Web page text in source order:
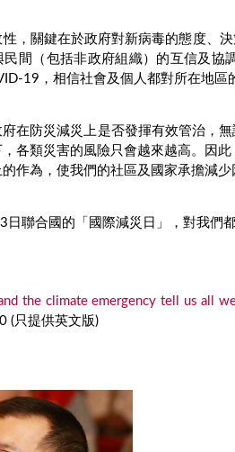
性，關鍵在於政府對新病毒的態度、
民間（包括非政府組織）的互信及協
19，相信社會及個人都對所在地區
在防災減災上是否發揮有效管治，
各類災害的風險只會越來越高。因
作為，使我們的社區及國家承擔減
日聯合國的「國際減災日」，對我們
the climate emergency tell us all
(只提供英文版)